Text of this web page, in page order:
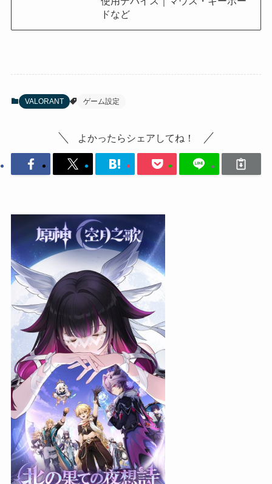
ドなど
VALORANT ゲーム設定
よかったらシェアしてね！